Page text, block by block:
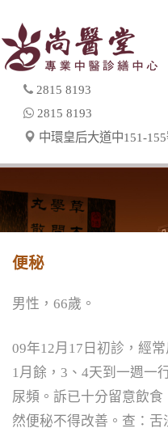
2815 8193
2815 8193
中環皇后大道中151-
便秘
男性，66歲。
09年12月17日初診，經
1月餘，3、4天到一週一
尿頻。訴已十分留意飲食
然便秘不得改善。查：舌